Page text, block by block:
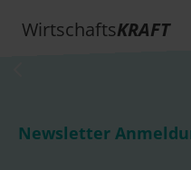
WirtschaftsKRAFT
Newsletter